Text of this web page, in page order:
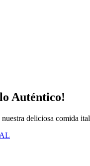
Auténtico!
deliciosa comida